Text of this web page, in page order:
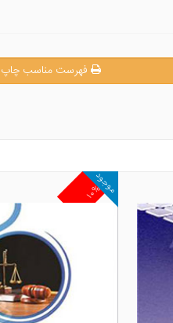
فهرست مناسب چاپ
۱۰%
موجود